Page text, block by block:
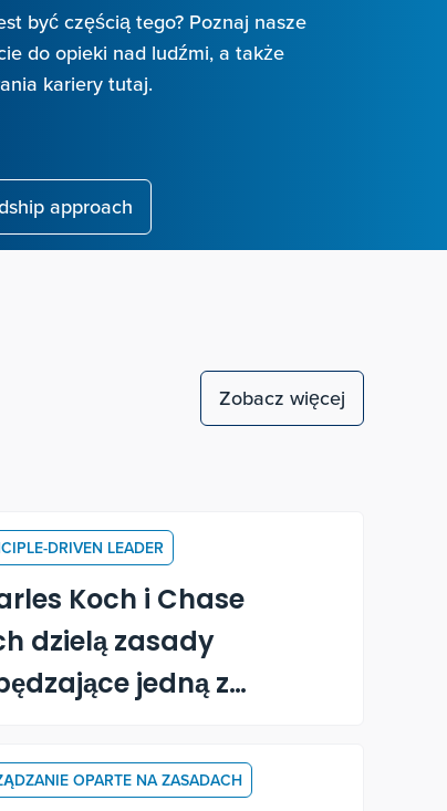
być częścią tego? Poznaj nasze
do opieki nad ludźmi, a także
kariery tutaj.
approach
Zobacz więcej
DRIVEN LEADER
Koch i Chase
dzielą zasady
jedną z
w Ameryce
OPARTE NA ZASADACH